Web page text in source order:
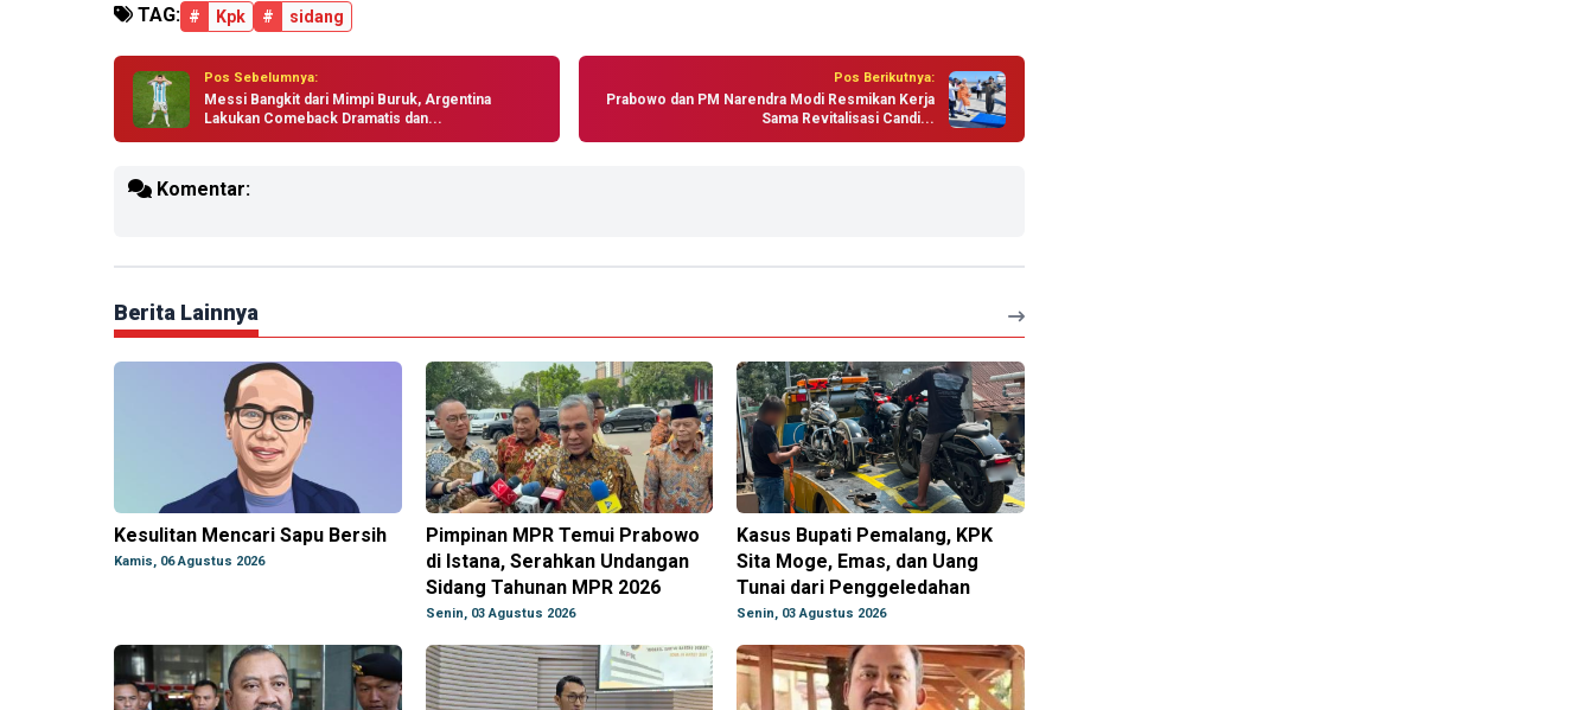
TAG: # Kpk # sidang
Pos Sebelumnya:
Messi Bangkit dari Mimpi Buruk, Argentina
Lakukan Comeback Dramatis dan...
Pos Berikutnya:
Prabowo dan PM Narendra Modi Resmikan Kerja
Sama Revitalisasi Candi...
Komentar:
Berita Lainnya
Kesulitan Mencari Sapu Bersih
Kamis, 06 Agustus 2026
Pimpinan MPR Temui Prabowo
di Istana, Serahkan Undangan
Sidang Tahunan MPR 2026
Senin, 03 Agustus 2026
Kasus Bupati Pemalang, KPK
Sita Moge, Emas, dan Uang
Tunai dari Penggeledahan
Senin, 03 Agustus 2026